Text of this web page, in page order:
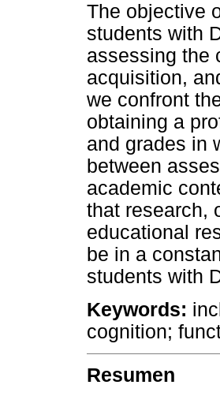
The objective
students with
assessing the
acquisition,
we confront
obtaining a
and grades in
between
academic
that research,
educational
be in a
students with
Keywords:
cognition;
Resumen